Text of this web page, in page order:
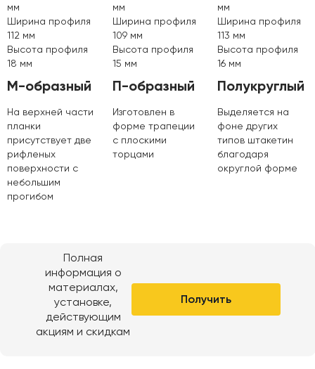
мм
Ширина профиля
112 мм
Высота профиля
18 мм
М-образный
На верхней части
планки
присутствует две
рифленых
поверхности с
небольшим
прогибом
мм
Ширина профиля
109 мм
Высота профиля
15 мм
П-образный
Изготовлен в
форме трапеции
с плоскими
торцами
мм
Ширина профиля
113 мм
Высота профиля
16 мм
Полукруглый
Выделяется на
фоне других
типов штакетин
благодаря
округлой форме
Полная
информация о
материалах,
установке,
действующим
акциям и скидкам
Получить